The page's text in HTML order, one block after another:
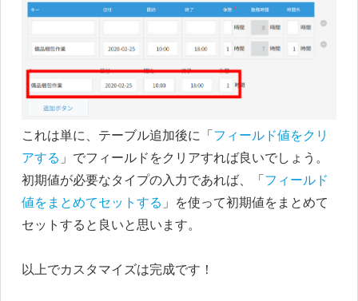
これは単に、テーブル追加後に「フィールド値をクリ
アする 」でフィールドをクリアすれば良いでしょう。
初期値が必要なタイプの入力であれば、「フィールド
値をまとめてセットする 」を使って初期値をまとめて
セットすると良いと思います。
以上でカスタマイズは完成です！